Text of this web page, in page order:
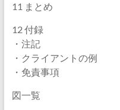
11 まとめ
12 付録
・注記
・クライアントの例
・免責事項
図一覧